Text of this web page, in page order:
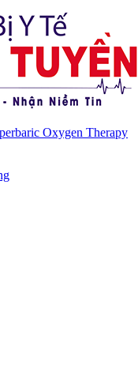
Oxygen Therapy